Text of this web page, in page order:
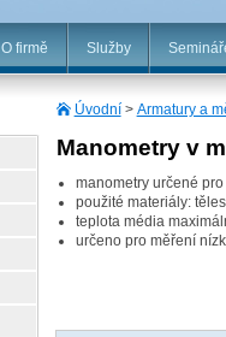
O firmě Služby
Úvodní> Armatury a
Manometry v
manometry určené
použité materiály:
teplota média
určeno pro měření